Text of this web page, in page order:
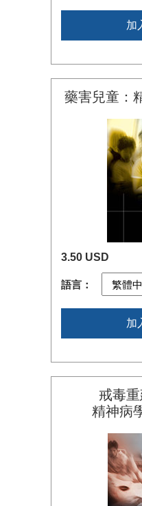
加
藥害兒童：
3.50 USD
語言：
加
戒毒重
精神病